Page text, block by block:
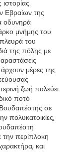
Εβραίων της
οδυνηρά
μνήμης του
του
της πόλης με
μέρες της
ζωή παλεύει
ποτό
σε
πολυκατοικίες,
την περίπλοκη
και